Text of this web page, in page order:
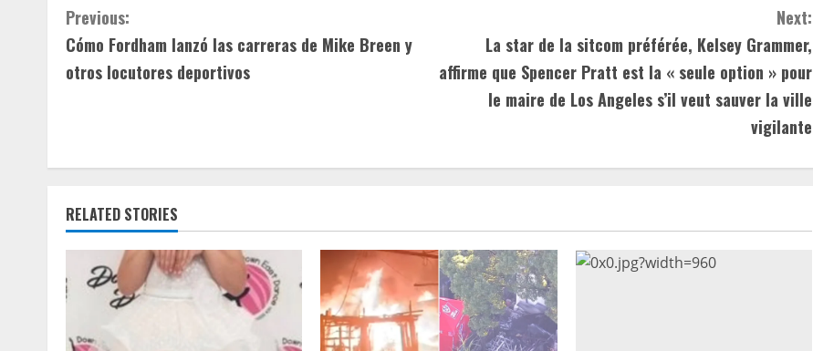
C
o
i
n
u
e
R
Previous:
Cómo Fordham lanzó las carreras de Mike Breen y
otros locutores deportivos
Next:
La star de la sitcom préférée, Kelsey Grammer,
affirme que Spencer Pratt est la « seule option » pour
le maire de Los Angeles s’il veut sauver la ville
vigilante
RELATED STORIES